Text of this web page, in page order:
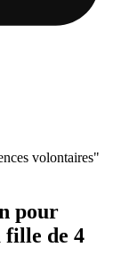
volontaires"
pour
fille de 4